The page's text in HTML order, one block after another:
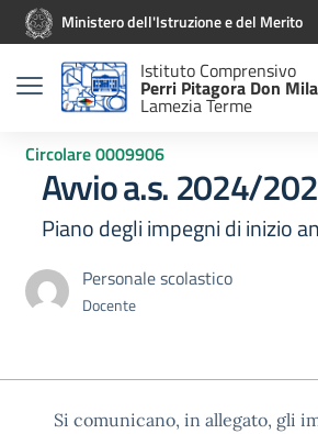
Vai ai contenuti
Vai al menu di navigazione
Vai al footerMinistero dell'Istruzione e del Merito
Istituto Comprensivo
Perri Pitagora Don
Lamezia Terme
Circolare 0009906
Avvio a.s. 2024/
Piano degli impegni di inizio
Personale scolastico
Docente
Si comunicano, in allegato, gli